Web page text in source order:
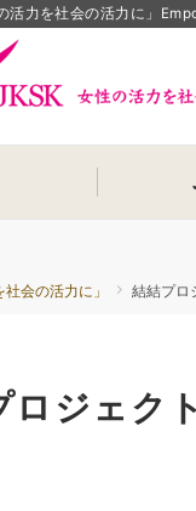
活力を社会の活力に」
会の活力に」 結結プロ
ロジェク